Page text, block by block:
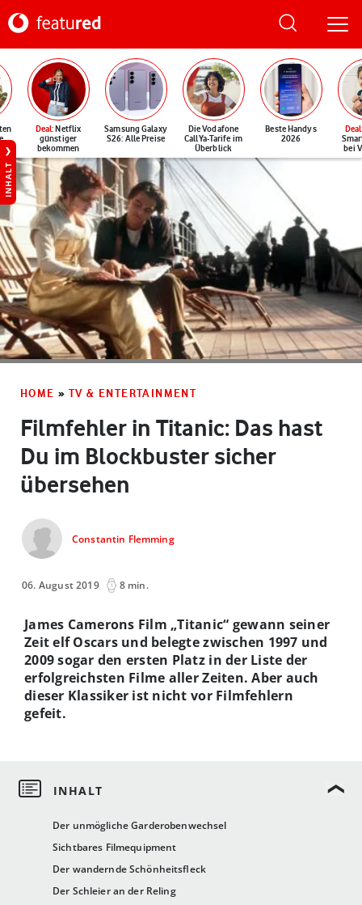
Deal: Netflix
günstiger
bekommen
Samsung Galaxy
S26: Alle Preise
Die Vodafone
CallYa-Tarife im
Überblick
Beste Handys
2026
Deal
bei
INHALT
HOME » TV & ENTERTAINMENT
Filmfehler in Titanic: Das hast
Du im Blockbuster sicher
übersehen
Constantin Flemming
06. August 2019 8 min.
Der unmögliche Garderobenwechsel
Sichtbares Filmequipment
Der wandernde Schönheitsfleck
Der Schleier an der Reling
James Camerons Film „Titanic“ gewann seiner
Zeit elf Oscars und belegte zwischen 1997 und
2009 sogar den ersten Platz in der Liste der
erfolgreichsten Filme aller Zeiten. Aber auch
dieser Klassiker ist nicht vor Filmfehlern
gefeit.